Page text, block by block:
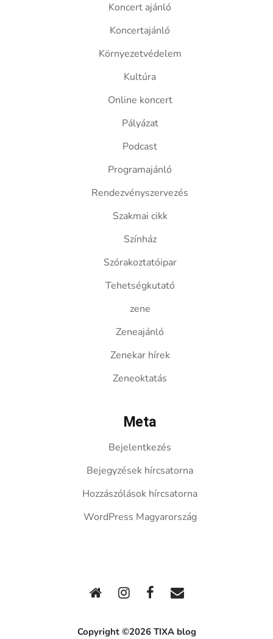
Koncert ajánló
Koncertajánló
Környezetvédelem
Kultúra
Online koncert
Pályázat
Podcast
Programajánló
Rendezvényszervezés
Szakmai cikk
Színház
Szórakoztatóipar
Tehetségkutató
zene
Zeneajánló
Zenekar hírek
Zeneoktatás
Meta
Bejelentkezés
Bejegyzések hírcsatorna
Hozzászólások hírcsatorna
WordPress Magyarország
Copyright ©2026 TIXA blog